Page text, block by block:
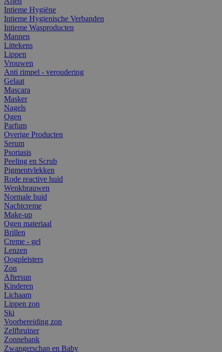
Intieme Hygiëne
Intieme Hygienische Verbanden
Intieme Wasproducten
Mannen
Littekens
Lippen
Vrouwen
Anti rimpel - veroudering
Gelaat
Mascara
Masker
Nagels
Ogen
Parfum
Overige Producten
Serum
Psoriasis
Peeling en Scrub
Pigmentvlekken
Rode reactive huid
Wenkbrauwen
Normale huid
Nachtcreme
Make-up
Ogen materiaal
Brillen
Creme - gel
Lenzen
Oogpleisters
Zon
Aftersun
Kinderen
Lichaam
Lippen zon
Ski
Voorbereiding zon
Zelfbruiner
Zonnebank
Zwangerschap en Baby